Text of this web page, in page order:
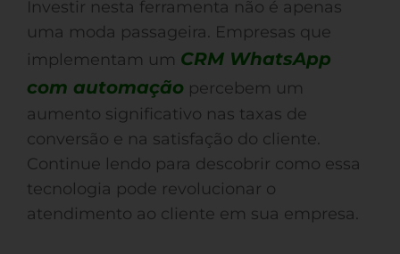
Investir nesta ferramenta não é apenas
uma moda passageira. Empresas que
implementam um CRM WhatsApp
com automação percebem um
aumento significativo nas taxas de
conversão e na satisfação do cliente.
Continue lendo para descobrir como essa
tecnologia pode revolucionar o
atendimento ao cliente em sua empresa.